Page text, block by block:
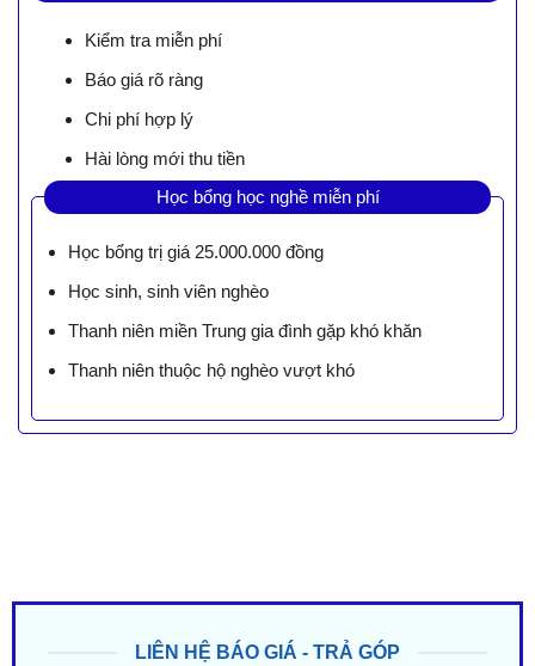
Kiểm tra miễn phí
Báo giá rõ ràng
Chi phí hợp lý
Hài lòng mới thu tiền
Học bổng học nghề miễn phí
Học bổng trị giá 25.000.000 đồng
Học sinh, sinh viên nghèo
Thanh niên miền Trung gia đình gặp khó khăn
Thanh niên thuộc hộ nghèo vượt khó